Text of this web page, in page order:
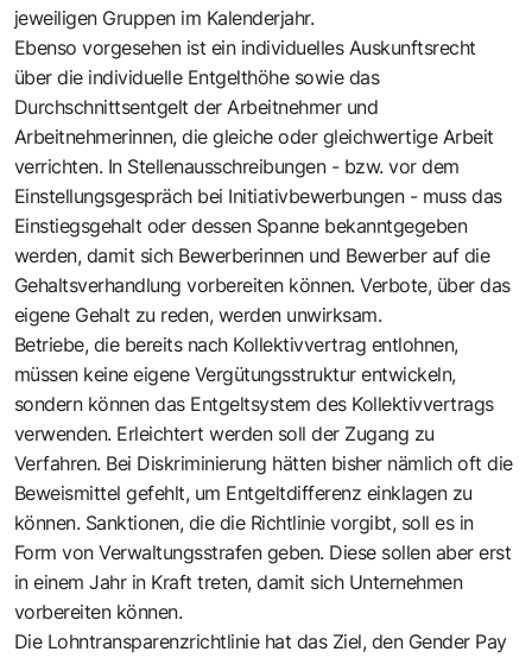
jeweiligen Gruppen im Kalenderjahr.
Ebenso vorgesehen ist ein individuelles Auskunftsrecht
über die individuelle Entgelthöhe sowie das
Durchschnittsentgelt der Arbeitnehmer und
Arbeitnehmerinnen, die gleiche oder gleichwertige Arbeit
verrichten. In Stellenausschreibungen - bzw. vor dem
Einstellungsgespräch bei Initiativbewerbungen - muss das
Einstiegsgehalt oder dessen Spanne bekanntgegeben
werden, damit sich Bewerberinnen und Bewerber auf die
Gehaltsverhandlung vorbereiten können. Verbote, über das
eigene Gehalt zu reden, werden unwirksam.
Betriebe, die bereits nach Kollektivvertrag entlohnen,
müssen keine eigene Vergütungsstruktur entwickeln,
sondern können das Entgeltsystem des Kollektivvertrags
verwenden. Erleichtert werden soll der Zugang zu
Verfahren. Bei Diskriminierung hätten bisher nämlich oft die
Beweismittel gefehlt, um Entgeltdifferenz einklagen zu
können. Sanktionen, die die Richtlinie vorgibt, soll es in
Form von Verwaltungsstrafen geben. Diese sollen aber erst
in einem Jahr in Kraft treten, damit sich Unternehmen
vorbereiten können.
Die Lohntransparenzrichtlinie hat das Ziel, den Gender Pay